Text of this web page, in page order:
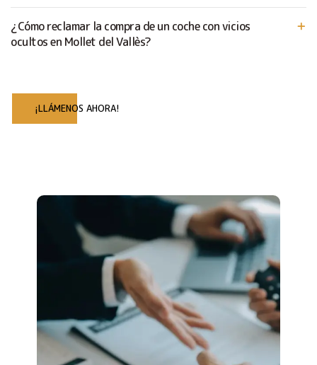
¿Cómo reclamar la compra de un coche con vicios
ocultos en Mollet del Vallès?
¡LLÁMENOS AHORA!